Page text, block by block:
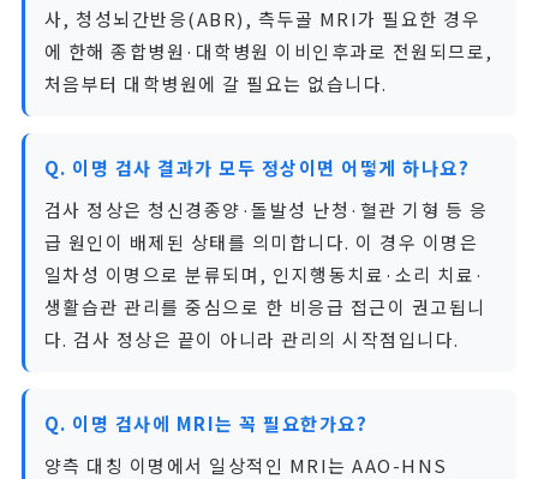
사, 청성뇌간반응(ABR), 측두골 MRI가 필요한 경우
에 한해 종합병원·대학병원 이비인후과로 전원되므로,
처음부터 대학병원에 갈 필요는 없습니다.
Q. 이명 검사 결과가 모두 정상이면 어떻게 하나요?
검사 정상은 청신경종양·돌발성 난청·혈관 기형 등 응
급 원인이 배제된 상태를 의미합니다. 이 경우 이명은
일차성 이명으로 분류되며, 인지행동치료·소리 치료·
생활습관 관리를 중심으로 한 비응급 접근이 권고됩니
다. 검사 정상은 끝이 아니라 관리의 시작점입니다.
Q. 이명 검사에 MRI는 꼭 필요한가요?
양측 대칭 이명에서 일상적인 MRI는 AAO-HNS